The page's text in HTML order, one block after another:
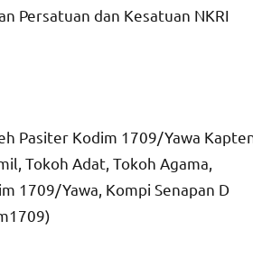
Persatuan dan Kesatuan NKRI
Pasiter Kodim 1709/Yawa
Tokoh Adat, Tokoh Agama,
1709/Yawa, Kompi Senapan D